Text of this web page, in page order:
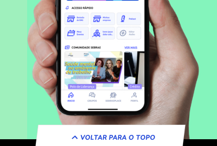
VOLTAR PARA O TOPO